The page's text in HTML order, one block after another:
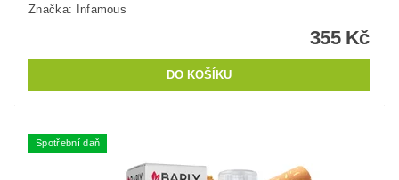
Značka: Infamous
355 Kč
Spotřební daň